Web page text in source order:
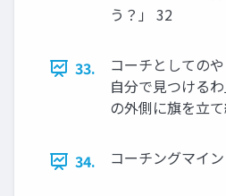
う？」 32
33.
コーチとしての
自分で見つける
の外側に旗を立
34. コーチングマイ